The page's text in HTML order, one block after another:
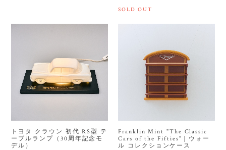
SOLD OUT
トヨタ クラウン 初代 RS型 テ
ーブルランプ（30周年記念モ
デル）
Franklin Mint "The Classic
Cars of the Fifties"｜ウォー
ル コレクションケース